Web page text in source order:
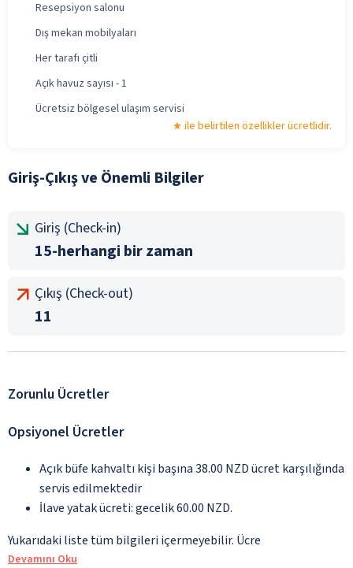
Resepsiyon salonu
Dış mekan mobilyaları
Her tarafı çitli
Açık havuz sayısı - 1
Ücretsiz bölgesel ulaşım servisi
ile belirtilen özellikler ücretlidir.
Giriş-Çıkış ve Önemli Bilgiler
Giriş (Check-in)
15-herhangi bir zaman
Çıkış (Check-out)
11
Zorunlu Ücretler
Opsiyonel Ücretler
Açık büfe kahvaltı kişi başına 38.00 NZD ücret karşılığında
servis edilmektedir
İlave yatak ücreti: gecelik 60.00 NZD.
Yukarıdaki liste tüm bilgileri içermeyebilir. Ücre
Devamını Oku